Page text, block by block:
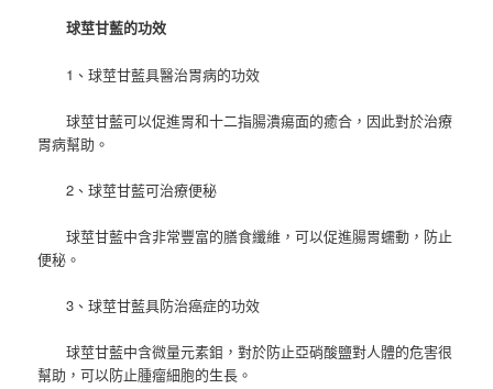
球莖甘藍的功效
1、球莖甘藍具醫治胃病的功效
球莖甘藍可以促進胃和十二指腸潰瘍面的癒合，因此對於治療
胃病幫助。
2、球莖甘藍可治療便秘
球莖甘藍中含非常豐富的膳食纖維，可以促進腸胃蠕動，防止
便秘。
3、球莖甘藍具防治癌症的功效
球莖甘藍中含微量元素鉬，對於防止亞硝酸鹽對人體的危害很
幫助，可以防止腫瘤細胞的生長。